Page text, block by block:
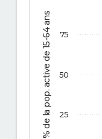
% de la pop. active de 15-64 ans 25
50
75